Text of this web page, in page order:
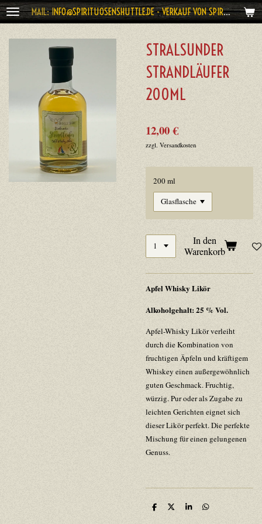
Zum
Hauptinhalt
springen
MAIL: INFO@SPIRITUOSENSHUTTLE.DE - VERKAUF VON SPIRITUOSEN AB 18 JAHRE
STRALSUNDER
STRANDLÄUFER
200ML
12,00 €
zzgl. Versandkosten
200 ml
In den
Warenkorb
Apfel Whisky Likör
Alkoholgehalt: 25 % Vol.
Apfel-Whisky Likör verleiht
durch die Kombination von
fruchtigen Äpfeln und kräftigem
Whiskey einen außergewöhnlich
guten Geschmack. Fruchtig,
würzig. Pur oder als Zugabe zu
leichten Gerichten eignet sich
dieser Likör perfekt. Die perfekte
Mischung für einen gelungenen
Genuss.
T
T
T
T